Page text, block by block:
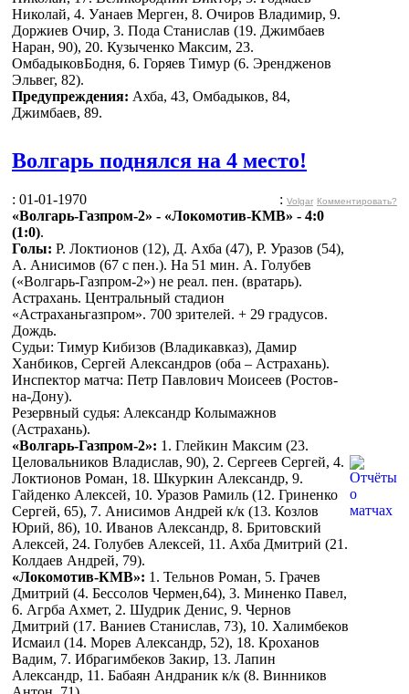
Николай, 4. Уанаев Мерген, 8. Очиров Владимир, 9.
Доржиев Очир, 3. Пода Станислав (19. Джимбаев
Наран, 90), 20. Кузыченко Максим, 23.
ОмбадыковБодня, 6. Горяев Тимур (6. Эрендженов
Эльвег, 82).
Предупреждения: Ахба, 43, Омбадыков, 84,
Джимбаев, 89.
Волгарь поднялся на 4 место!
: 01-01-1970 : Volgar Комментировать?
«Волгарь-Газпром-2» - «Локомотив-КМВ» - 4:0
(1:0).
Голы: Р. Локтионов (12), Д. Ахба (47), Р. Уразов (54),
А. Анисимов (67 с пен.). На 51 мин. А. Голубев
(«Волгарь-Газпром-2») не реал. пен. (вратарь).
Астрахань. Центральный стадион
«Астраханьгазпром». 700 зрителей. + 29 градусов.
Дождь.
Судьи: Тимур Кибизов (Владикавказ), Дамир
Ханбиков, Сергей Александров (оба – Астрахань).
Инспектор матча: Петр Павлович Моисеев (Ростов-
на-Дону).
Резервный судья: Александр Колымажнов
(Астрахань).
«Волгарь-Газпром-2»: 1. Глейкин Максим (23.
Целовальников Владислав, 90), 2. Сергеев Сергей, 4.
Локтионов Роман, 18. Шкуркин Александр, 9.
Гайденко Алексей, 10. Уразов Рамиль (12. Гриненко
Сергей, 65), 7. Анисимов Андрей к/к (13. Козлов
Юрий, 86), 10. Иванов Александр, 8. Бритовский
Алексей, 24. Голубев Алексей, 11. Ахба Дмитрий (21.
Колдаев Андрей, 79).
«Локомотив-КМВ»: 1. Тельнов Роман, 5. Грачев
Дмитрий (4. Бессолов Чермен,64), 3. Миненко Павел,
6. Агрба Ахмет, 2. Шудрик Денис, 9. Чернов
Дмитрий (17. Ваниев Станислав, 73), 10. Халимбеков
Исмаил (14. Морев Александр, 52), 18. Кроханов
Вадим, 7. Ибрагимбеков Закир, 13. Лапин
Александр, 11. Бабаян Андраник к/к (8. Винников